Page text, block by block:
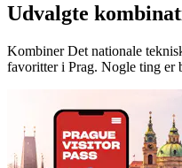
Udvalgte
Kombiner Det nationale
favoritter i Prag. Nogle ting er